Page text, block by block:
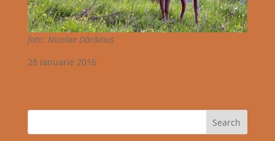
foto: Nicolae Dărămuș
28 ianuarie 2016